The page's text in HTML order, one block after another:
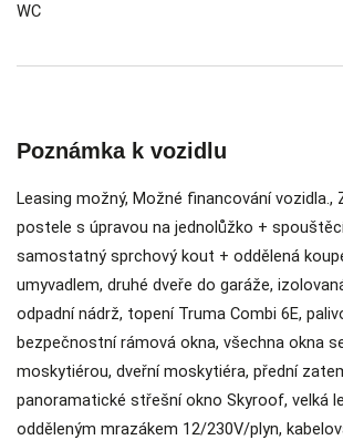
WC
Poznámka k vozidlu
Leasing možný, Možné financování vozidla.,
postele s úpravou na jednolůžko +
samostatný sprchový kout + oddělená
umyvadlem, druhé dveře do garáže,
odpadní nádrž, topení Truma Combi 6E,
bezpečnostní rámová okna, všechna okna
moskytiérou, dveřní moskytiéra, přední
panoramatické střešní okno Skyroof, velká
odděleným mrazákem 12/230V/plyn,